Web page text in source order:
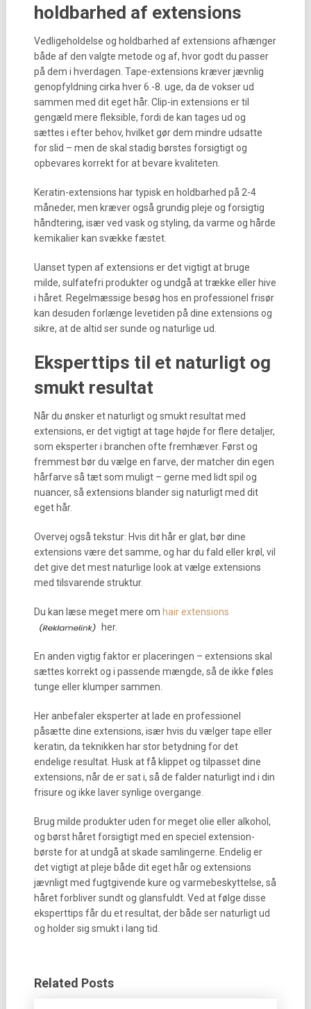
holdbarhed af extensions
Vedligeholdelse og holdbarhed af extensions afhænger
både af den valgte metode og af, hvor godt du passer
på dem i hverdagen. Tape-extensions kræver jævnlig
genopfyldning cirka hver 6.-8. uge, da de vokser ud
sammen med dit eget hår. Clip-in extensions er til
gengæld mere fleksible, fordi de kan tages ud og
sættes i efter behov, hvilket gør dem mindre udsatte
for slid – men de skal stadig børstes forsigtigt og
opbevares korrekt for at bevare kvaliteten.
Keratin-extensions har typisk en holdbarhed på 2-4
måneder, men kræver også grundig pleje og forsigtig
håndtering, især ved vask og styling, da varme og hårde
kemikalier kan svække fæstet.
Uanset typen af extensions er det vigtigt at bruge
milde, sulfatefri produkter og undgå at trække eller hive
i håret. Regelmæssige besøg hos en professionel frisør
kan desuden forlænge levetiden på dine extensions og
sikre, at de altid ser sunde og naturlige ud.
Eksperttips til et naturligt og
smukt resultat
Når du ønsker et naturligt og smukt resultat med
extensions, er det vigtigt at tage højde for flere detaljer,
som eksperter i branchen ofte fremhæver. Først og
fremmest bør du vælge en farve, der matcher din egen
hårfarve så tæt som muligt – gerne med lidt spil og
nuancer, så extensions blander sig naturligt med dit
eget hår.
Overvej også tekstur: Hvis dit hår er glat, bør dine
extensions være det samme, og har du fald eller krøl, vil
det give det mest naturlige look at vælge extensions
med tilsvarende struktur.
Du kan læse meget mere om hair extensions
her.
En anden vigtig faktor er placeringen – extensions skal
sættes korrekt og i passende mængde, så de ikke føles
tunge eller klumper sammen.
Her anbefaler eksperter at lade en professionel
påsætte dine extensions, især hvis du vælger tape eller
keratin, da teknikken har stor betydning for det
endelige resultat. Husk at få klippet og tilpasset dine
extensions, når de er sat i, så de falder naturligt ind i din
frisure og ikke laver synlige overgange.
Brug milde produkter uden for meget olie eller alkohol,
og børst håret forsigtigt med en speciel extension-
børste for at undgå at skade samlingerne. Endelig er
det vigtigt at pleje både dit eget hår og extensions
jævnligt med fugtgivende kure og varmebeskyttelse, så
håret forbliver sundt og glansfuldt. Ved at følge disse
eksperttips får du et resultat, der både ser naturligt ud
og holder sig smukt i lang tid.
Related Posts